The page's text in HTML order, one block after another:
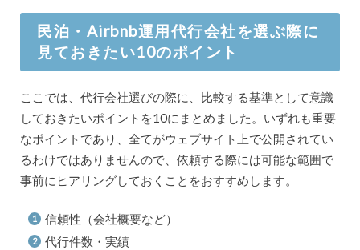
民泊・Airbnb運用代行会社を選ぶ際に
見ておきたい10のポイント
ここでは、代行会社選びの際に、比較する基準として意識
しておきたいポイントを10にまとめました。いずれも重要
なポイントであり、全てがウェブサイト上で公開されてい
るわけではありませんので、依頼する際には可能な範囲で
事前にヒアリングしておくことをおすすめします。
信頼性（会社概要など）
代行件数・実績